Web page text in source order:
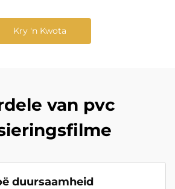
Kry 'n Kwota
van pvc
duursaamheid